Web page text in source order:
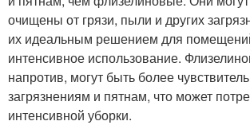
очищены от грязи, пыли и других
их идеальным решением для
интенсивное использование.
напротив, могут быть более
загрязнениям и пятнам, что может
интенсивной уборки.